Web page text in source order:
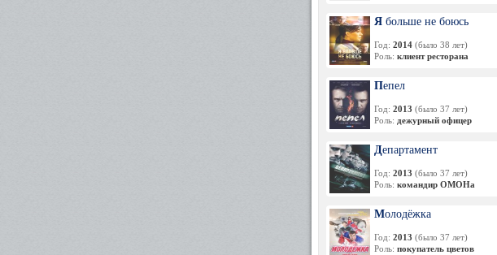
Я больше не боюсь
Год: 2014 (было 38 лет)
Роль: клиент ресторана
Пепел
Год: 2013 (было 37 лет)
Роль: дежурный офицер
Департамент
Год: 2013 (было 37 лет)
Роль: командир ОМОНа
Молодёжка
Год: 2013 (было 37 лет)
Роль: покупатель цветов